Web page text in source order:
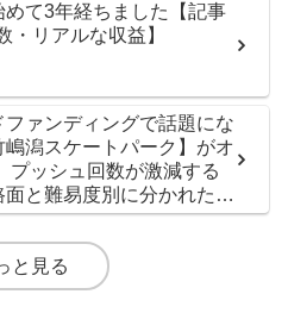
めて3年経ちました【記事
・リアルな収益】
ファンディングで話題にな
嶋潟スケートパーク】がオ
プッシュ回数が激減する
面と難易度別に分かれたセ
はスケボー初心者さんも楽
！
と見る